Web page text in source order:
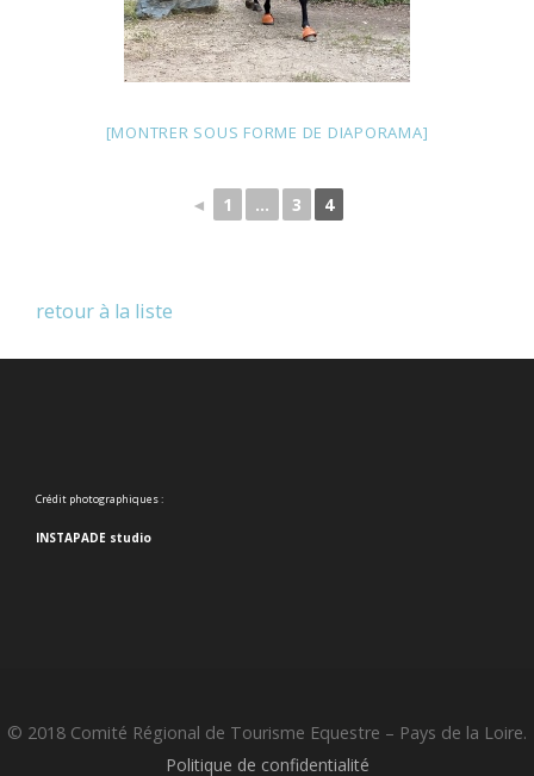
[MONTRER SOUS FORME DE DIAPORAMA]
◄ 1 ... 3 4
retour à la liste
Crédit photographiques :
INSTAPADE studio
© 2018 Comité Régional de Tourisme Equestre – Pays de la Loire.
Politique de confidentialité